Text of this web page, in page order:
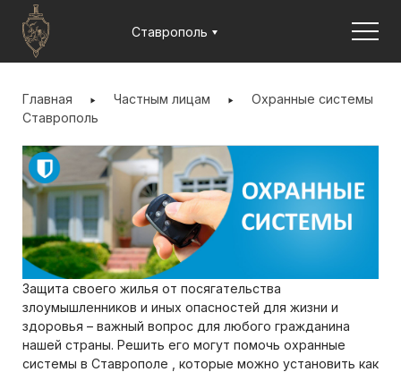
Ставрополь
ЗДЕСЬ
Главная Частным лицам
Охранные системы
Ставрополь
Защита своего жилья от посягательства
злоумышленников и иных опасностей для жизни и
здоровья – важный вопрос для любого гражданина
нашей страны. Решить его могут помочь охранные
системы в Ставрополе , которые можно установить как